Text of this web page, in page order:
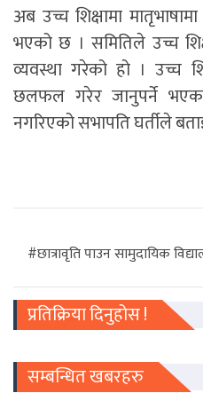
अब उच्च शिक्षामा
भएको छ । समितिले उच्च
व्यवस्था गरेको हो । उच्च
छलफल गरेर जानुपर्ने
नगरिएको सभापति घर्तीले
#छात्रावृति पाउन सामुदायिक
प्रतिक्रिया दिनुहोस !
सम्बन्धित खबरहरु